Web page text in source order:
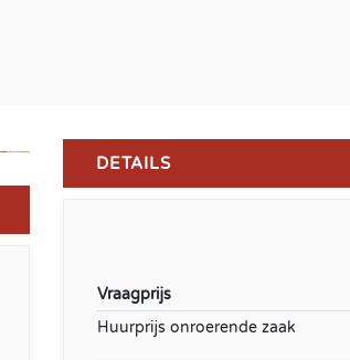
DETAILS
Vraagprijs
Huurprijs onroerende zaak